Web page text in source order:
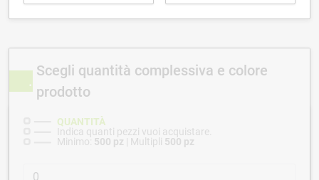
Scegli quantità complessiva e colore
prodotto
QUANTITÀ
Indica quanti pezzi vuoi acquistare.
Minimo: 500 pz | Multipli 500 pz